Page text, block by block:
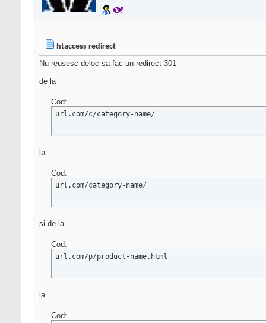
htaccess redirect
Nu reusesc deloc sa fac un redirect 301
de la
Cod:
url.com/c/category-name/
la
Cod:
url.com/category-name/
si de la
Cod:
url.com/p/product-name.html
la
Cod: